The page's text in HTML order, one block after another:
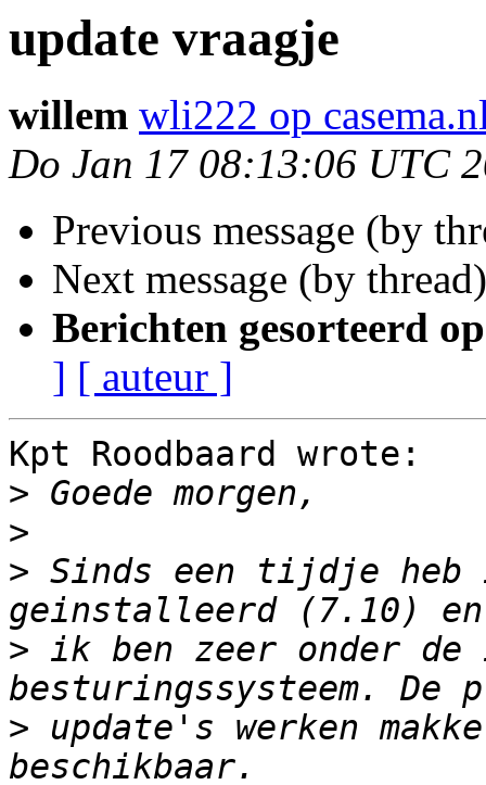
update vraagje
willem wli222 op
Do Jan 17 08:13:06 UTC
Previous message (by
Next message (by
Berichten gesorteerd
] [ auteur ]
Kpt Roodbaard wrote:
>
>
> Sinds een tijdje heb
> ik ben zeer onder
> update's werken